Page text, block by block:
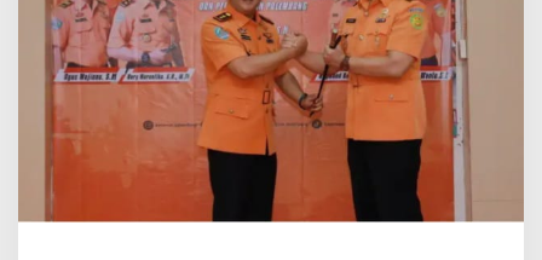
,
S
E
e
n
b